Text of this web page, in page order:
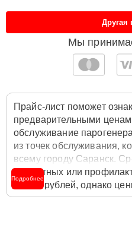
Мы
Другая
Прайс-лист поможет
предварительными
обслуживание
из точек обслуживания,
всему городу Саранск.
ремонтных или
от 550 рублей, однако
комплектующих могут
Подробнее